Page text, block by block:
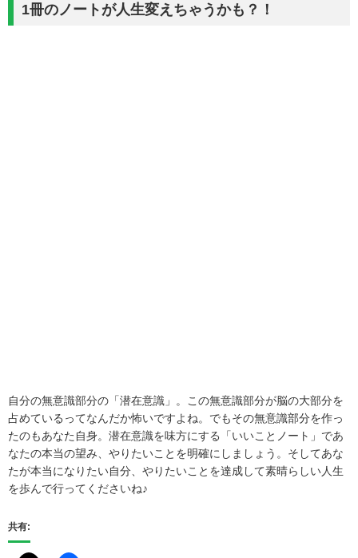
1冊のノートが人生変えちゃうかも？！
自分の無意識部分の「潜在意識」。この無意識部分が脳の大部分を
占めているってなんだか怖いですよね。でもその無意識部分を作っ
たのもあなた自身。潜在意識を味方にする「いいことノート」であ
なたの本当の望み、やりたいことを明確にしましょう。そしてあな
たが本当になりたい自分、やりたいことを達成して素晴らしい人生
を歩んで行ってくださいね♪
共有: